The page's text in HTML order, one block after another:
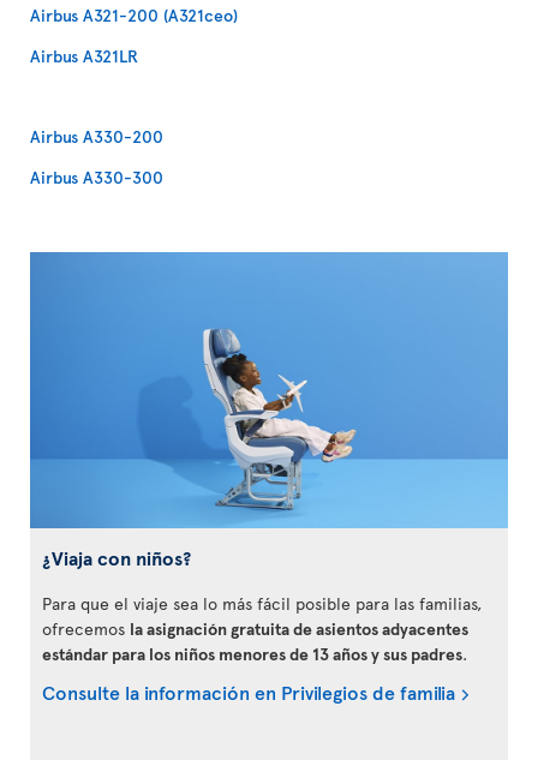
Airbus A321-200 (A321ceo)
Airbus A321LR
Airbus A330-200
Airbus A330-300
¿Viaja con niños?
Para que el viaje sea lo más fácil posible para las familias,
ofrecemos la asignación gratuita de asientos adyacentes
estándar para los niños menores de 13 años y sus padres.
Consulte la información en Privilegios de familia